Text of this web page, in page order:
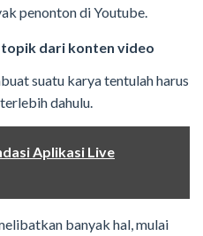
penonton di Youtube.
topik dari konten video
suatu karya tentulah harus
dahulu.
Aplikasi Live
banyak hal, mulai